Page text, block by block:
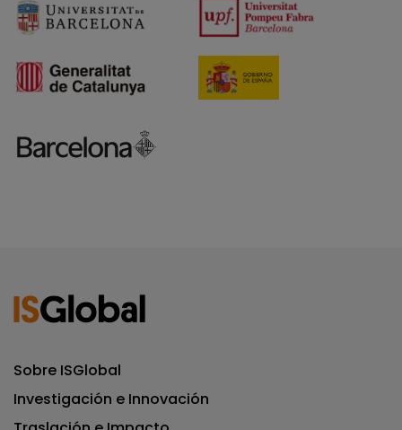
Sobre ISGlobal
Investigación e Innovación